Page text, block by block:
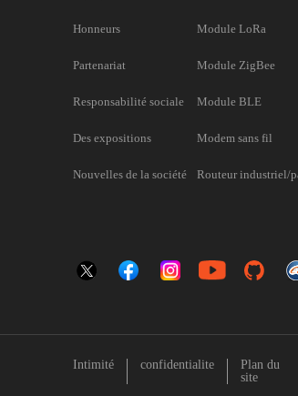
Honneurs
Partenariat
Responsabilité sociale
Des expositions
Nouvelles de la société
Module LoRa
Module ZigBee
Module BLE
Modem sans fil
Routeur industriel/
Intimité confidentialite
Plan du
site